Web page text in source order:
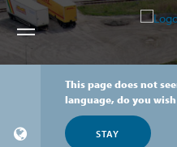
Meny
This page does not
language, do you
STAY